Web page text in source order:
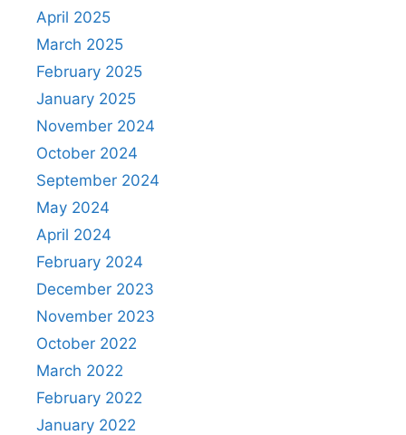
April 2025
March 2025
February 2025
January 2025
November 2024
October 2024
September 2024
May 2024
April 2024
February 2024
December 2023
November 2023
October 2022
March 2022
February 2022
January 2022